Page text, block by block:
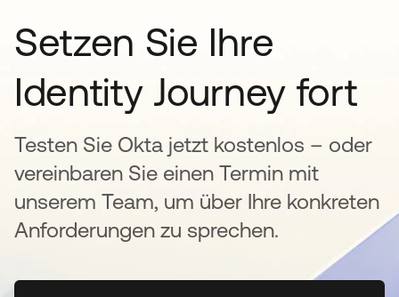
Setzen Sie Ihre
Identity Journey fort
Testen Sie Okta jetzt kostenlos – oder
vereinbaren Sie einen Termin mit
unserem Team, um über Ihre konkreten
Anforderungen zu sprechen.